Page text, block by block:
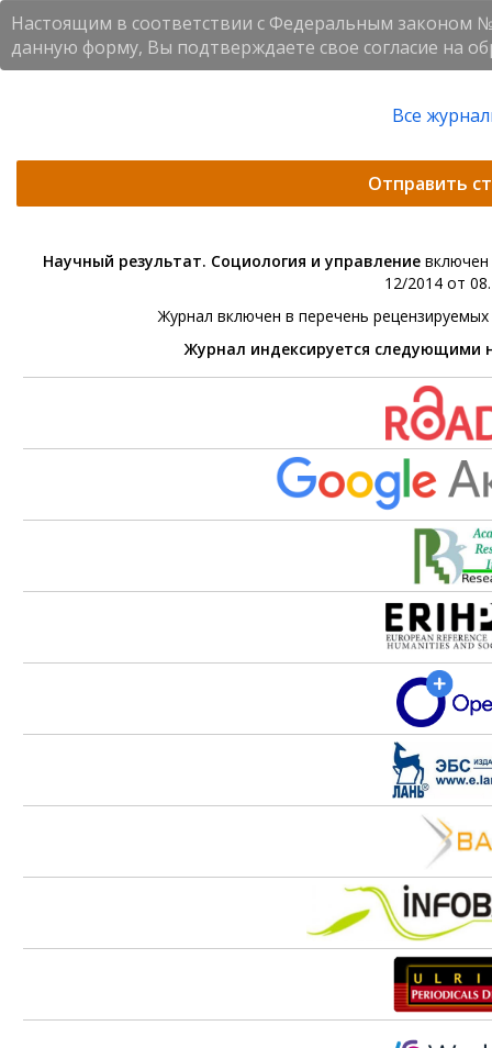
Настоящим в соответствии с Федеральным законом
данную форму, Вы подтверждаете свое согласие на
Все
Отправить
Научный результат. Социология и управление
12/2014 от
Журнал включен в перечень
Журнал индексируется